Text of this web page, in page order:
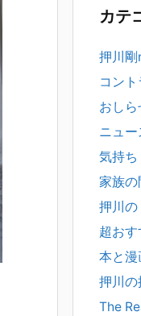
精
へ──
2026年
通常価
援の現
ケー
2025年
弊社
相談を
問題解
疾患
カテ
押川
コン
おしら
ニュ
気持ち
家族の
押川の
超お
本と漫
押川の
The